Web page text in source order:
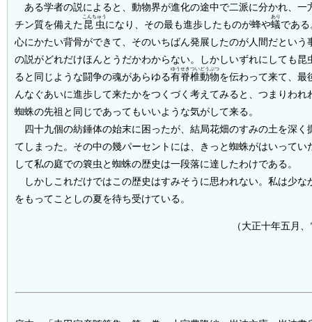
ある学者の説によると、動物界が進化の途中で二派に分かれ、一
チン質を備えた昆虫
こんちゅう
になり、その最も進歩したものが蜂や蟻
あり
であ
心にかたい背骨ができて、そのいちばん発展したのが人間だという
の説がどれだけほんとうだかわからない。しかしいずれにしても昆
ると同じような闘争の魂があらゆる有脊椎動物
ゆうせきついどうぶつ
を伝わって来て、最
んなぐあいに進歩して来たかをつくづく考えてみると、つまりわれ
蜘蛛の先祖と同じであってもいいような気がして来る。
四十九個の紡錘体の始末に困ったが、結局花畑のすみの土を深く
てしまった。その中の幾パーセントには、きっと蜘蛛がはいってい
して私の庭での簔虫と蜘蛛の歴史は一段落に達したわけである。
しかしこれだけではこの歴史はすみそうに思われない。私は少な
をもってことしの夏を待ち受けている。
（大正十年五月